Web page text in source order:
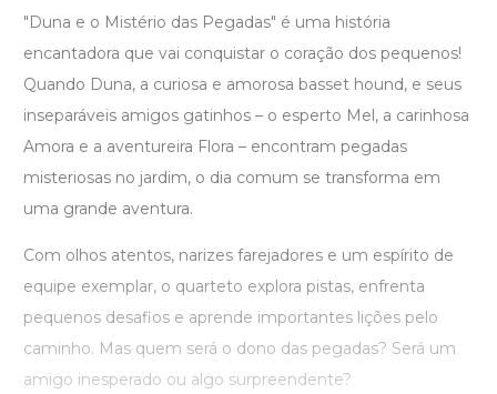
"Duna e o Mistério das Pegadas" é uma história
encantadora que vai conquistar o coração dos pequenos!
Quando Duna, a curiosa e amorosa basset hound, e seus
inseparáveis amigos gatinhos – o esperto Mel, a carinhosa
Amora e a aventureira Flora – encontram pegadas
misteriosas no jardim, o dia comum se transforma em
uma grande aventura.
Com olhos atentos, narizes farejadores e um espírito de
equipe exemplar, o quarteto explora pistas, enfrenta
pequenos desafios e aprende importantes lições pelo
caminho. Mas quem será o dono das pegadas? Será um
amigo inesperado ou algo surpreendente?